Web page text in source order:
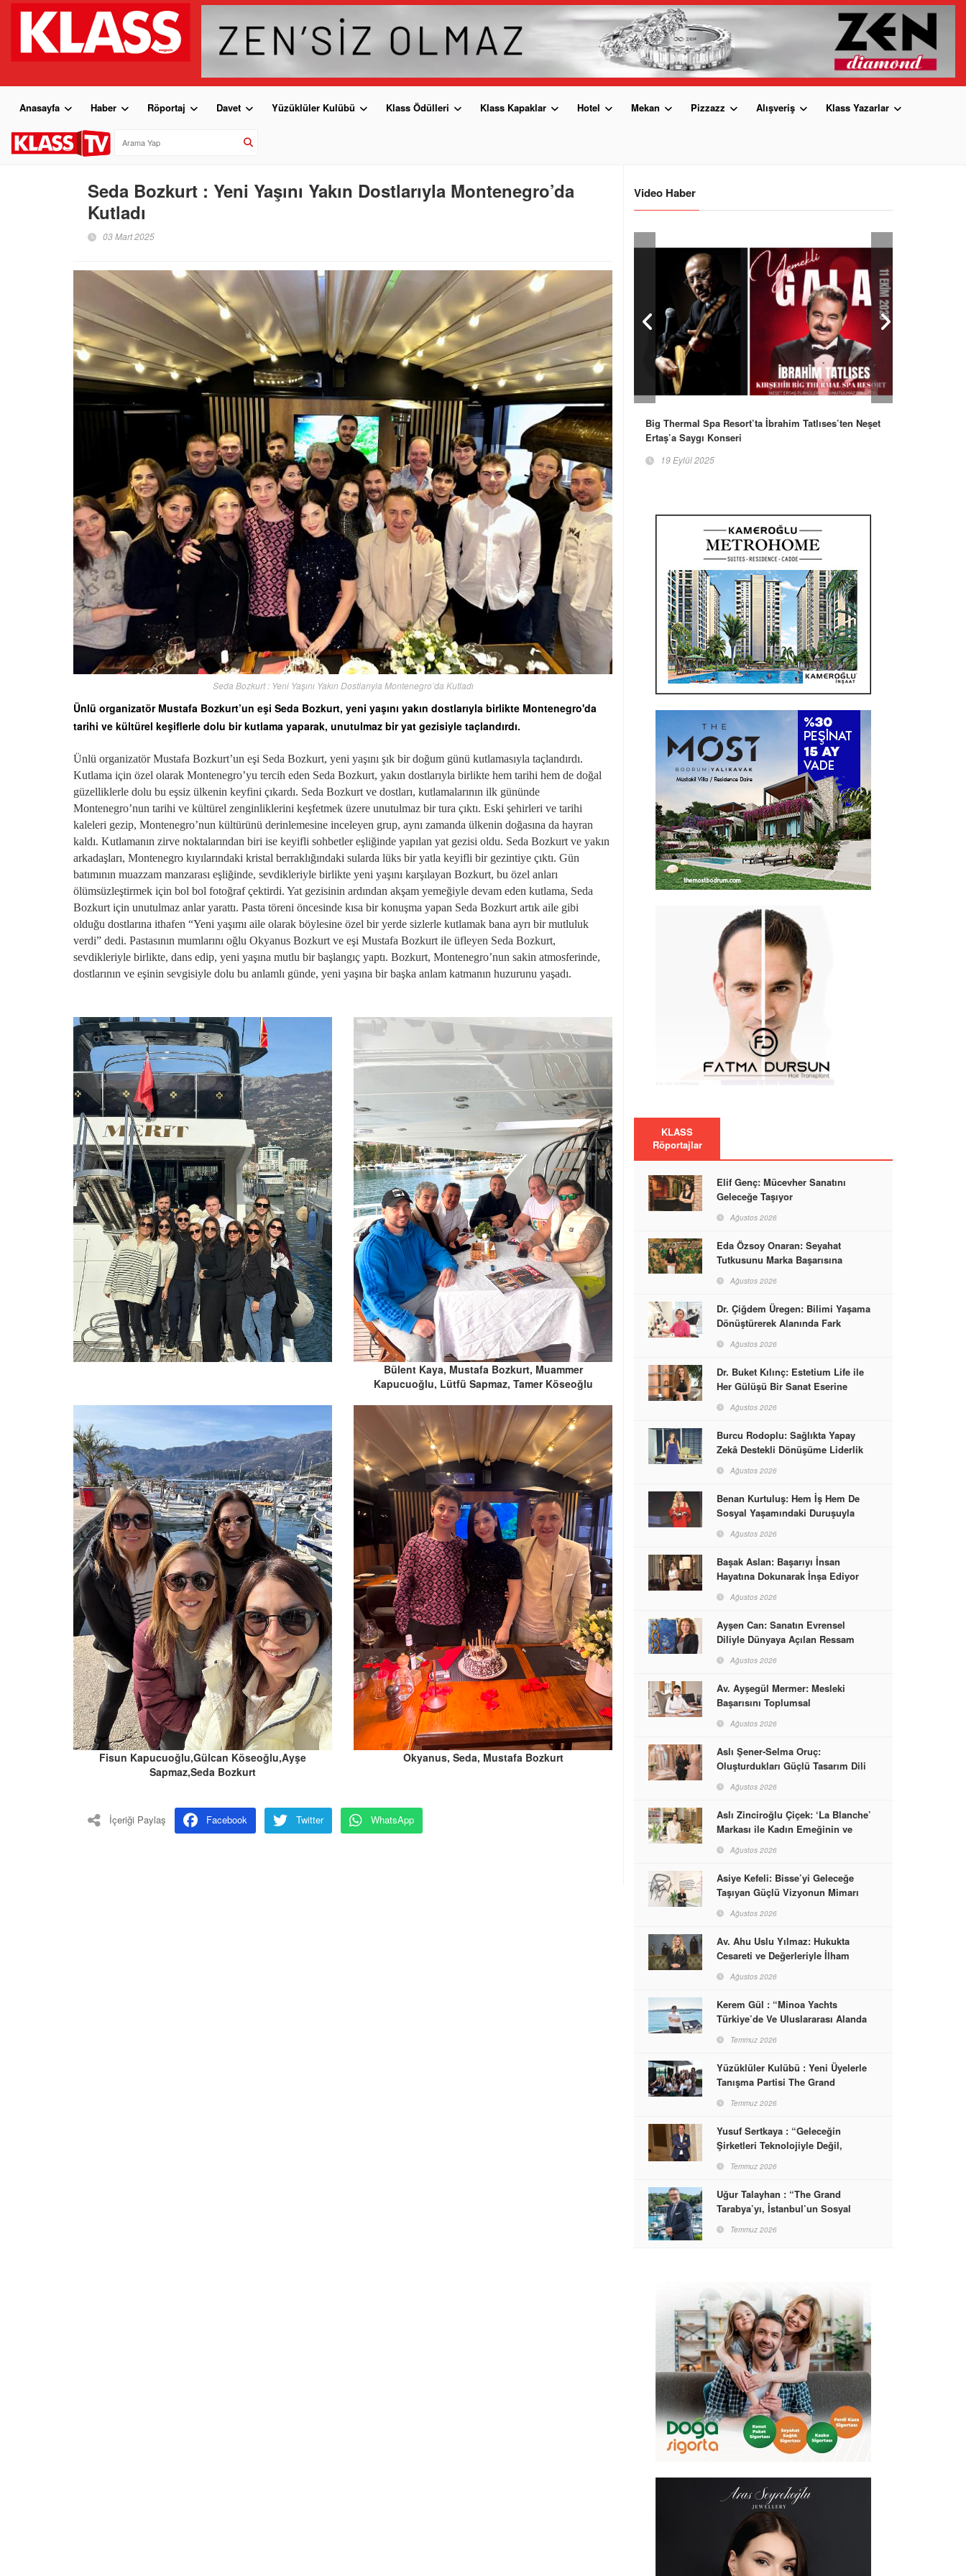
Anasayfa Haber Röportaj Davet Yüzüklüler Kulübü Klass Ödülleri Klass Kapaklar Hotel Mekan Pizzazz Alışveriş Klass Yazarlar
Seda Bozkurt : Yeni Yaşını Yakın Dostlarıyla Montenegro’da
Kutladı
03 Mart 2025
Seda Bozkurt : Yeni Yaşını Yakın Dostlarıyla Montenegro’da Kutladı
Ünlü organizatör Mustafa Bozkurt’un eşi Seda Bozkurt, yeni yaşını yakın dostlarıyla birlikte Montenegro'da
tarihi ve kültürel keşiflerle dolu bir kutlama yaparak, unutulmaz bir yat gezisiyle taçlandırdı.
Ünlü organizatör Mustafa Bozkurt’un eşi Seda Bozkurt, yeni yaşını şık bir doğum günü kutlamasıyla taçlandırdı.
Kutlama için özel olarak Montenegro’yu tercih eden Seda Bozkurt, yakın dostlarıyla birlikte hem tarihi hem de doğal
güzelliklerle dolu bu eşsiz ülkenin keyfini çıkardı. Seda Bozkurt ve dostları, kutlamalarının ilk gününde
Montenegro’nun tarihi ve kültürel zenginliklerini keşfetmek üzere unutulmaz bir tura çıktı. Eski şehirleri ve tarihi
kaleleri gezip, Montenegro’nun kültürünü derinlemesine inceleyen grup, aynı zamanda ülkenin doğasına da hayran
kaldı. Kutlamanın zirve noktalarından biri ise keyifli sohbetler eşliğinde yapılan yat gezisi oldu. Seda Bozkurt ve yakın
arkadaşları, Montenegro kıyılarındaki kristal berraklığındaki sularda lüks bir yatla keyifli bir gezintiye çıktı. Gün
batımının muazzam manzarası eşliğinde, sevdikleriyle birlikte yeni yaşını karşılayan Bozkurt, bu özel anları
ölümsüzleştirmek için bol bol fotoğraf çektirdi. Yat gezisinin ardından akşam yemeğiyle devam eden kutlama, Seda
Bozkurt için unutulmaz anlar yarattı. Pasta töreni öncesinde kısa bir konuşma yapan Seda Bozkurt artık aile gibi
olduğu dostlarına ithafen “Yeni yaşımı aile olarak böylesine özel bir yerde sizlerle kutlamak bana ayrı bir mutluluk
verdi” dedi. Pastasının mumlarını oğlu Okyanus Bozkurt ve eşi Mustafa Bozkurt ile üfleyen Seda Bozkurt,
sevdikleriyle birlikte, dans edip, yeni yaşına mutlu bir başlangıç yaptı. Bozkurt, Montenegro’nun sakin atmosferinde,
dostlarının ve eşinin sevgisiyle dolu bu anlamlı günde, yeni yaşına bir başka anlam katmanın huzurunu yaşadı.
Bülent Kaya, Mustafa Bozkurt, Muammer
Kapucuoğlu, Lütfü Sapmaz, Tamer Köseoğlu
Fisun Kapucuoğlu,Gülcan Köseoğlu,Ayşe
Sapmaz,Seda Bozkurt
Okyanus, Seda, Mustafa Bozkurt
İçeriği Paylaş Facebook Twitter WhatsApp
Video Haber
Big Thermal Spa Resort’ta İbrahim Tatlıses’ten Neşet
Ertaş’a Saygı Konseri
19 Eylül 2025
KLASS
Röportajlar
Elif Genç: Mücevher Sanatını
Geleceğe Taşıyor
Ağustos 2026
Eda Özsoy Onaran: Seyahat
Tutkusunu Marka Başarısına
Ağustos 2026
Dr. Çiğdem Üregen: Bilimi Yaşama
Dönüştürerek Alanında Fark
Ağustos 2026
Dr. Buket Kılınç: Estetium Life ile
Her Gülüşü Bir Sanat Eserine
Ağustos 2026
Burcu Rodoplu: Sağlıkta Yapay
Zekâ Destekli Dönüşüme Liderlik
Ağustos 2026
Benan Kurtuluş: Hem İş Hem De
Sosyal Yaşamındaki Duruşuyla
Ağustos 2026
Başak Aslan: Başarıyı İnsan
Hayatına Dokunarak İnşa Ediyor
Ağustos 2026
Ayşen Can: Sanatın Evrensel
Diliyle Dünyaya Açılan Ressam
Ağustos 2026
Av. Ayşegül Mermer: Mesleki
Başarısını Toplumsal
Ağustos 2026
Aslı Şener-Selma Oruç:
Oluşturdukları Güçlü Tasarım Dili
Dünyasına İmzalarını Attılar
Ağustos 2026
Aslı Zinciroğlu Çiçek: ‘La Blanche’
Markası ile Kadın Emeğinin ve
Başarabileceğinin En Güzel
Örneğini Sunuyor
Ağustos 2026
Asiye Kefeli: Bisse’yi Geleceğe
Taşıyan Güçlü Vizyonun Mimarı
Ağustos 2026
Av. Ahu Uslu Yılmaz: Hukukta
Cesareti ve Değerleriyle İlham
Ağustos 2026
Kerem Gül : “Minoa Yachts
Türkiye’de Ve Uluslararası Alanda
Markası Olacak”
Temmuz 2026
Yüzüklüler Kulübü : Yeni Üyelerle
Tanışma Partisi The Grand
Temmuz 2026
Yusuf Sertkaya : “Geleceğin
Şirketleri Teknolojiyle Değil,
Temmuz 2026
Uğur Talayhan : “The Grand
Tarabya’yı, İstanbul’un Sosyal
Destinasyon Haline Getirmeyi
Temmuz 2026